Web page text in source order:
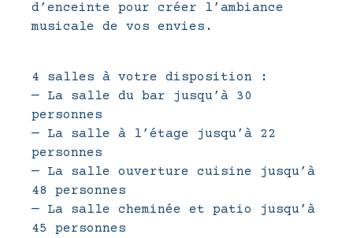
d’enceinte pour créer l’ambiance
musicale de vos envies.
4 salles à votre disposition :
— La salle du bar jusqu’à 30
personnes
— La salle à l’étage jusqu’à 22
personnes
— La salle ouverture cuisine jusqu’à
48 personnes
— La salle cheminée et patio jusqu’à
45 personnes